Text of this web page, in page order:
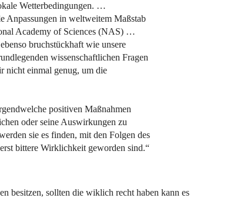
Wetterbedingungen. …
Anpassungen in weltweitem Maßstab
Academy of Sciences (NAS) …
bruchstückhaft wie unsere
wissenschaftlichen Fragen
nicht einmal genug, um die
positiven Maßnahmen
oder seine Auswirkungen zu
sie es finden, mit den Folgen des
bittere Wirklichkeit geworden sind.“
besitzen, sollten die wiklich recht haben kann es